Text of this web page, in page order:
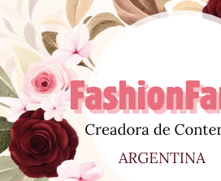
al
contenido